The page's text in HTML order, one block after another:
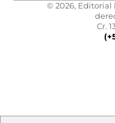
© 2026, Editorial
Cr.